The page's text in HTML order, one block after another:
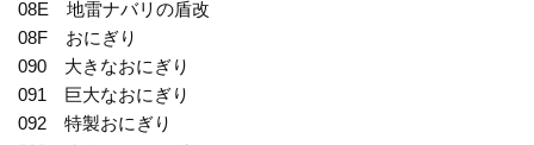
08E 地雷ナバリの盾改
08F おにぎり
090 大きなおにぎり
091 巨大なおにぎり
092 特製おにぎり